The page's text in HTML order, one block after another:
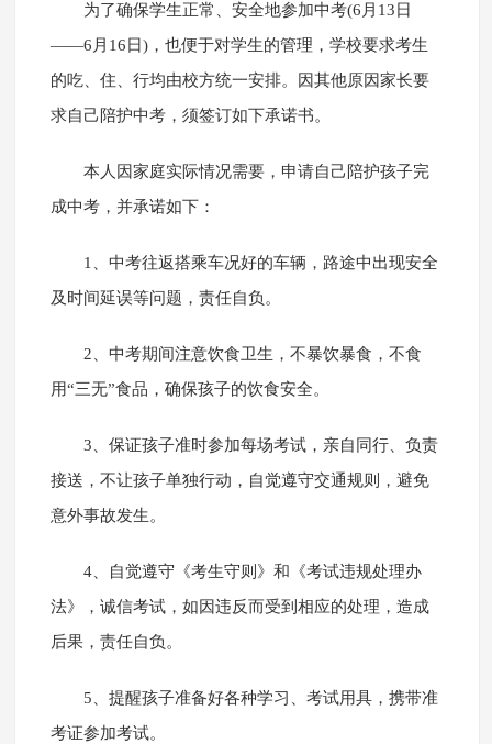
为了确保学生正常、安全地参加中考(6月13日
——6月16日)，也便于对学生的管理，学校要求考生
的吃、住、行均由校方统一安排。因其他原因家长要
求自己陪护中考，须签订如下承诺书。
本人因家庭实际情况需要，申请自己陪护孩子完
成中考，并承诺如下：
1、中考往返搭乘车况好的车辆，路途中出现安全
及时间延误等问题，责任自负。
2、中考期间注意饮食卫生，不暴饮暴食，不食
用“三无”食品，确保孩子的饮食安全。
3、保证孩子准时参加每场考试，亲自同行、负责
接送，不让孩子单独行动，自觉遵守交通规则，避免
意外事故发生。
4、自觉遵守《考生守则》和《考试违规处理办
法》，诚信考试，如因违反而受到相应的处理，造成
后果，责任自负。
5、提醒孩子准备好各种学习、考试用具，携带准
考证参加考试。